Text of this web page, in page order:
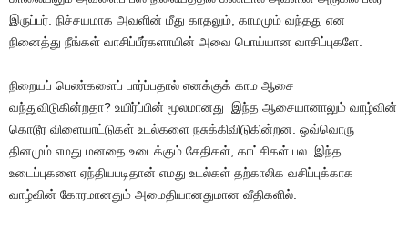
இருப்பர். நிச்சயமாக அவளின் மீது காதலும், காமமும் வந்தது என
நினைத்து நீங்கள் வாசிப்பீர்களாயின் அவை பொய்யான வாசிப்புகளே.
நிறையப் பெண்களைப் பார்ப்பதால் எனக்குக் காம ஆசை
வந்துவிடுகின்றதா? உயிர்ப்பின் மூலமானது இந்த ஆசையானாலும் வாழ்வின்
கொடூர விளையாட்டுகள் உடல்களை நசுக்கிவிடுகின்றன. ஒவ்வொரு
தினமும் எமது மனதை உடைக்கும் சேதிகள், காட்சிகள் பல. இந்த
உடைப்புகளை ஏந்தியபடிதான் எமது உடல்கள் தற்காலிக வசிப்புக்காக
வாழ்வின் கோரமானதும் அமைதியானதுமான வீதிகளில்.